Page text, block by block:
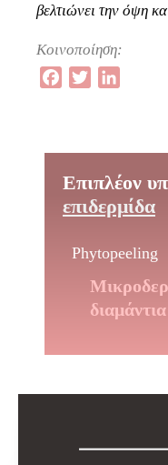
βελτιώνει την όψη
Κοινοποίηση:
Facebook
Twitter
Επιπλέον
επιδερμίδα
Phytopeeling
διαμάντια